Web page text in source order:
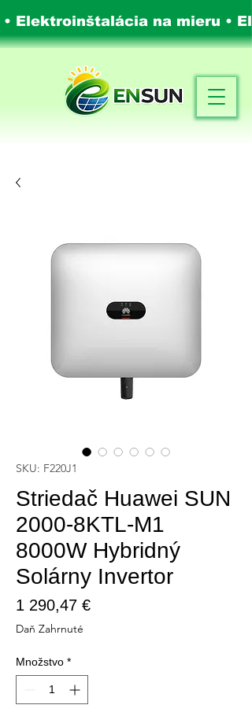
Elektroinštalácia na mieru •
SKU: F220J1
Striedač Huawei SUN
2000-8KTL-M1
8000W Hybridný
Solárny Invertor
1 290,47 €Price
Daň Zahrnuté
Množstvo *